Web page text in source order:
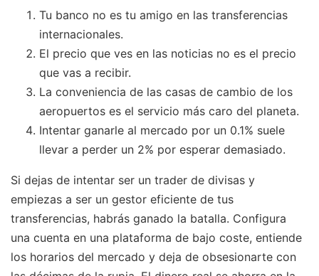
Tu banco no es tu amigo en las transferencias
internacionales.
El precio que ves en las noticias no es el precio
que vas a recibir.
La conveniencia de las casas de cambio de los
aeropuertos es el servicio más caro del planeta.
Intentar ganarle al mercado por un 0.1% suele
llevar a perder un 2% por esperar demasiado.
Si dejas de intentar ser un trader de divisas y
empiezas a ser un gestor eficiente de tus
transferencias, habrás ganado la batalla. Configura
una cuenta en una plataforma de bajo coste, entiende
los horarios del mercado y deja de obsesionarte con